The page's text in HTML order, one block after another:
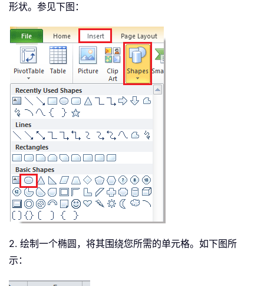
形状。参见下图：
2. 绘制一个椭圆，将其围绕您所需的单元格。如下图所
示：